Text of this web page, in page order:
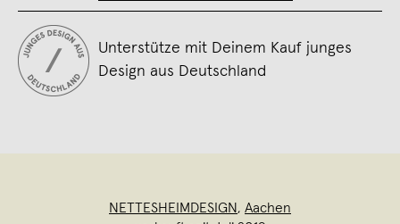
Unterstütze mit Deinem Kauf junges
Design aus Deutschland
NETTESHEIMDESIGN, Aachen